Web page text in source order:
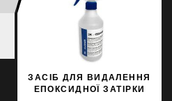
ЗАСІБ ДЛЯ ВИДАЛЕННЯ
ЕПОКСИДНОЇ ЗАТІРКИ